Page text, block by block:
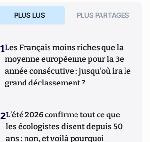
PLUS LUS PLUS PARTAGES
1Les Français moins riches que la
moyenne européenne pour la 3e
année consécutive : jusqu'où ira le
grand déclassement ?
2L’été 2026 confirme tout ce que
les écologistes disent depuis 50
ans : non, et voilà pourquoi